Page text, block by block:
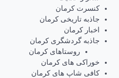
کنسرت کرمان
جاذبه تاریخی کرمان
اخبار کرمان
جاذبه گردشگری کرمان
روستاهای کرمان
خوراکی های کرمان
کافی شاپ های کرمان